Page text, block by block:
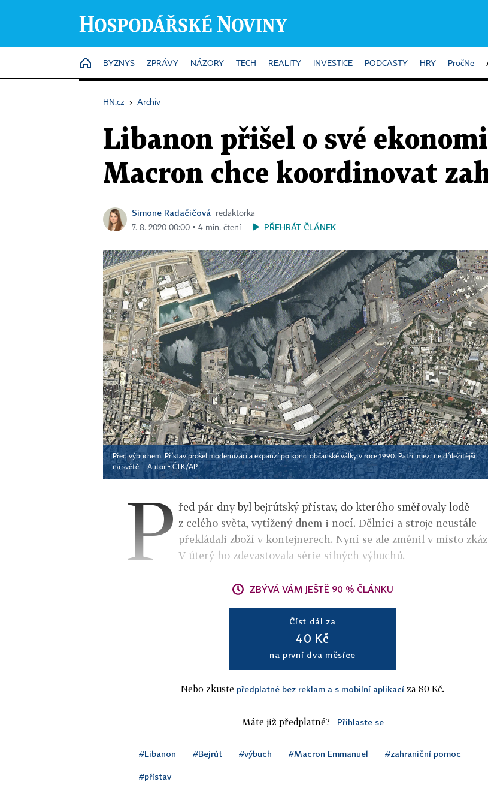
HOME
BYZNYS ZPRÁVY NÁZORY TECH REALITY INVESTICE PODCASTY HRY PročNe
HN.cz › Archiv
Libanon přišel o své
Macron chce koordinovat
Simone Radačičová
redaktorka
7. 8. 2020 00:00 ▪ 4 min. čtení
PŘEHRÁT ČLÁNEK
Před výbuchem. Přístav prošel modernizací a expanzí po konci občanské války v roce 1990. Patřil mezi nejdůležitější
na světě.
Autor ▪ČTK/AP
P řed pár dny byl bejrútský přístav, do kterého směřovaly lodě
z celého světa, vytížený dnem i nocí. Dělníci a stroje neustále
překládali zboží v kontejnerech. Nyní se ale změnil v místo
V úterý ho zdevastovala série silných výbuchů.
ZBÝVÁ VÁM JEŠTĚ 90 % ČLÁNKU
Číst dál za
40 Kč
na první dva měsíce
Nebo zkuste předplatné bez reklam a s mobilní aplikací za 80 Kč.
Máte již předplatné? Přihlaste se
#Libanon #Bejrút #výbuch #Macron Emmanuel #zahraniční pomoc
#přístav